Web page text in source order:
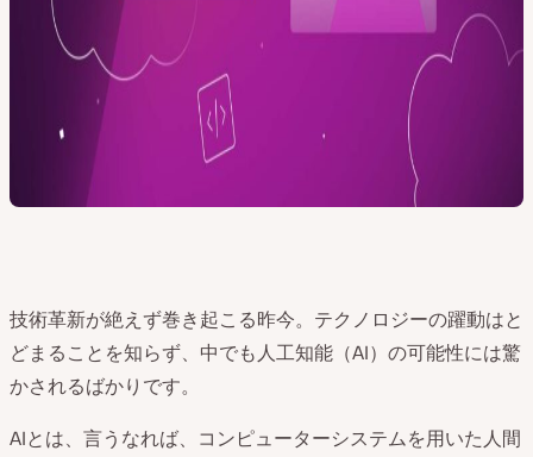
技術革新が絶えず巻き起こる昨今。テクノロジーの躍動はと
どまることを知らず、中でも人工知能（AI）の可能性には驚
かされるばかりです。
AIとは、言うなれば、コンピューターシステムを用いた人間